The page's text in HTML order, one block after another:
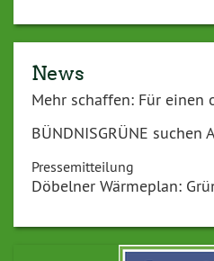
News
Mehr schaffen: Für einen
BÜNDNISGRÜNE suchen
Pressemitteilung
Döbelner Wärmeplan: